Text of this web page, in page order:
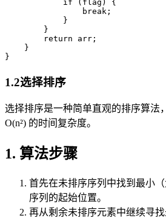
            if (flag) {
                break;
            }
        }
        return arr;
    }
}
1.2选择排序
选择排序是一种简单直观的排序算法
O(n²) 的时间复杂度。
1. 算法步骤
首先在未排序序列中找到最小
序列的起始位置。
再从剩余未排序元素中继续寻